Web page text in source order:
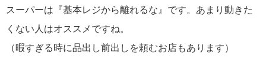
スーパーは『基本レジから離れるな』です。あまり動きた
くない人はオススメですね。
（暇すぎる時に品出し前出しを頼むお店もあります）